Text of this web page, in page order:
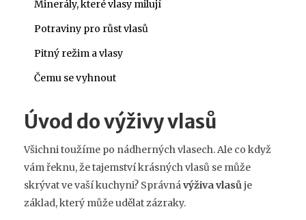
Minerály, které vlasy milují
Potraviny pro růst vlasů
Pitný režim a vlasy
Čemu se vyhnout
Úvod do výživy vlasů
Všichni toužíme po nádherných vlasech. Ale co když
vám řeknu, že tajemství krásných vlasů se může
skrývat ve vaší kuchyni? Správnávýživa vlasůje
základ, který může udělat zázraky.